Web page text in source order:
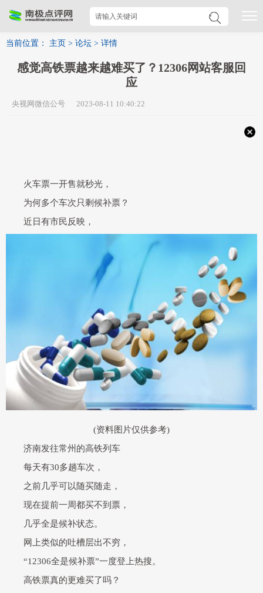
当前位置： 主页 > 论坛 > 详情
感觉高铁票越来越难买了？12306网站客服回
应
央视网微信公号 2023-08-11 10:40:22
火车票一开售就秒光，
为何多个车次只剩候补票？
近日有市民反映，
(资料图片仅供参考)
济南发往常州的高铁列车
每天有30多趟车次，
之前几乎可以随买随走，
现在提前一周都买不到票，
几乎全是候补状态。
网上类似的吐槽层出不穷，
“12306全是候补票”一度登上热搜。
高铁票真的更难买了吗？